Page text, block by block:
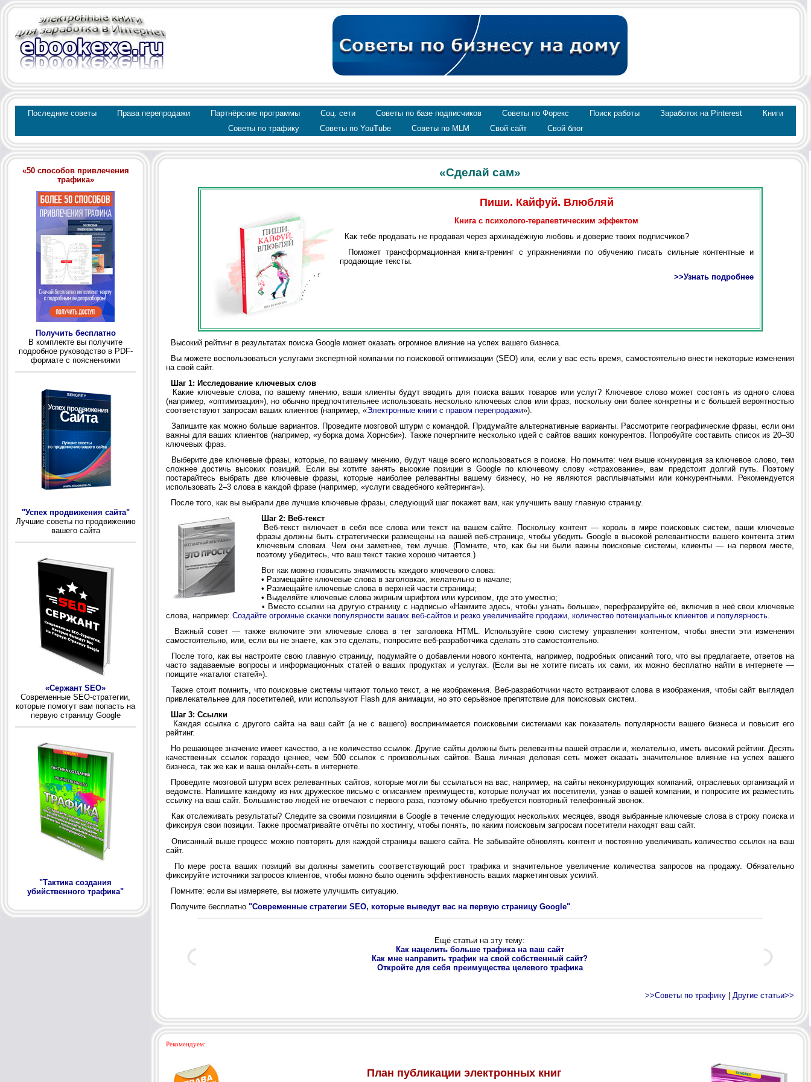
Последние советы Права перепродажи Партнёрские программы Соц. сети Советы по базе подписчиков Советы по Форекс Поиск работы Заработок на Pinterest
Книги
Советы по трафику
Советы по YouTube Советы по MLM Свой сайт Свой блог
«50 способов привлечения
трафика»
Получить бесплатно
В комплекте вы получите
подробное руководство в PDF-
формате с пояснениями
"Успех продвижения сайта"
Лучшие советы по продвижению
вашего сайта
«Сержант SEO»
Современные SEO-стратегии,
которые помогут вам попасть на
первую страницу Google
"Тактика создания
убийственного трафика"
«Сделай сам»
Пиши. Кайфуй. Влюбляй
Книга с психолого-терапевтическим эффектом
Как тебе продавать не продавая через архинадёжную любовь и доверие твоих подписчиков?
Поможет трансформационная книга-тренинг с упражнениями по обучению писать сильные контентные и
продающие тексты.
>>Узнать подробнее
Высокий рейтинг в результатах поиска Google может оказать огромное влияние на успех вашего бизнеса.
Вы можете воспользоваться услугами экспертной компании по поисковой оптимизации (SEO) или, если у вас есть время, самостоятельно внести некоторые изменения
на свой сайт.
Шаг 1: Исследование ключевых слов
Какие ключевые слова, по вашему мнению, ваши клиенты будут вводить для поиска ваших товаров или услуг? Ключевое слово может состоять из одного слова
(например, «оптимизация»), но обычно предпочтительнее использовать несколько ключевых слов или фраз, поскольку они более конкретны и с большей вероятностью
соответствуют запросам ваших клиентов (например, «Электронные книги с правом перепродажи»).
Запишите как можно больше вариантов. Проведите мозговой штурм с командой. Придумайте альтернативные варианты. Рассмотрите географические фразы, если они
важны для ваших клиентов (например, «уборка дома Хорнсби»). Также почерпните несколько идей с сайтов ваших конкурентов. Попробуйте составить список из 20–30
ключевых фраз.
Выберите две ключевые фразы, которые, по вашему мнению, будут чаще всего использоваться в поиске. Но помните: чем выше конкуренция за ключевое слово, тем
сложнее достичь высоких позиций. Если вы хотите занять высокие позиции в Google по ключевому слову «страхование», вам предстоит долгий путь. Поэтому
постарайтесь выбрать две ключевые фразы, которые наиболее релевантны вашему бизнесу, но не являются расплывчатыми или конкурентными. Рекомендуется
использовать 2–3 слова в каждой фразе (например, «услуги свадебного кейтеринга»).
После того, как вы выбрали две лучшие ключевые фразы, следующий шаг покажет вам, как улучшить вашу главную страницу.
Шаг 2: Веб-текст
Веб-текст включает в себя все слова или текст на вашем сайте. Поскольку контент — король в мире поисковых систем, ваши ключевые
фразы должны быть стратегически размещены на вашей веб-странице, чтобы убедить Google в высокой релевантности вашего контента этим
ключевым словам. Чем они заметнее, тем лучше. (Помните, что, как бы ни были важны поисковые системы, клиенты — на первом месте,
поэтому убедитесь, что ваш текст также хорошо читается.)
Вот как можно повысить значимость каждого ключевого слова:
• Размещайте ключевые слова в заголовках, желательно в начале;
• Размещайте ключевые слова в верхней части страницы;
• Выделяйте ключевые слова жирным шрифтом или курсивом, где это уместно;
• Вместо ссылки на другую страницу с надписью «Нажмите здесь, чтобы узнать больше», перефразируйте её, включив в неё свои ключевые
слова, например: Создайте огромные скачки популярности ваших веб-сайтов и резко увеличивайте продажи, количество потенциальных клиентов и популярность.
Важный совет — также включите эти ключевые слова в тег заголовка HTML. Используйте свою систему управления контентом, чтобы внести эти изменения
самостоятельно, или, если вы не знаете, как это сделать, попросите веб-разработчика сделать это самостоятельно.
После того, как вы настроите свою главную страницу, подумайте о добавлении нового контента, например, подробных описаний того, что вы предлагаете, ответов на
часто задаваемые вопросы и информационных статей о ваших продуктах и услугах. (Если вы не хотите писать их сами, их можно бесплатно найти в интернете —
поищите «каталог статей»).
Также стоит помнить, что поисковые системы читают только текст, а не изображения. Веб-разработчики часто встраивают слова в изображения, чтобы сайт выглядел
привлекательнее для посетителей, или используют Flash для анимации, но это серьёзное препятствие для поисковых систем.
Шаг 3: Ссылки
Каждая ссылка с другого сайта на ваш сайт (а не с вашего) воспринимается поисковыми системами как показатель популярности вашего бизнеса и повысит его
рейтинг.
Но решающее значение имеет качество, а не количество ссылок. Другие сайты должны быть релевантны вашей отрасли и, желательно, иметь высокий рейтинг. Десять
качественных ссылок гораздо ценнее, чем 500 ссылок с произвольных сайтов. Ваша личная деловая сеть может оказать значительное влияние на успех вашего
бизнеса, так же как и ваша онлайн-сеть в интернете.
Проведите мозговой штурм всех релевантных сайтов, которые могли бы ссылаться на вас, например, на сайты неконкурирующих компаний, отраслевых организаций и
ведомств. Напишите каждому из них дружеское письмо с описанием преимуществ, которые получат их посетители, узнав о вашей компании, и попросите их разместить
ссылку на ваш сайт. Большинство людей не отвечают с первого раза, поэтому обычно требуется повторный телефонный звонок.
Как отслеживать результаты? Следите за своими позициями в Google в течение следующих нескольких месяцев, вводя выбранные ключевые слова в строку поиска и
фиксируя свои позиции. Также просматривайте отчёты по хостингу, чтобы понять, по каким поисковым запросам посетители находят ваш сайт.
Описанный выше процесс можно повторять для каждой страницы вашего сайта. Не забывайте обновлять контент и постоянно увеличивать количество ссылок на ваш
сайт.
По мере роста ваших позиций вы должны заметить соответствующий рост трафика и значительное увеличение количества запросов на продажу. Обязательно
фиксируйте источники запросов клиентов, чтобы можно было оценить эффективность ваших маркетинговых усилий.
Помните: если вы измеряете, вы можете улучшить ситуацию.
Получите бесплатно "Современные стратегии SEO, которые выведут вас на первую страницу Google"
Ещё статьи на эту тему:
Как нацелить больше трафика на ваш сайт
Как мне направить трафик на свой собственный сайт?
Откройте для себя преимущества целевого трафика
>>Советы по трафику Другие статьи>>
Рекомендуем: